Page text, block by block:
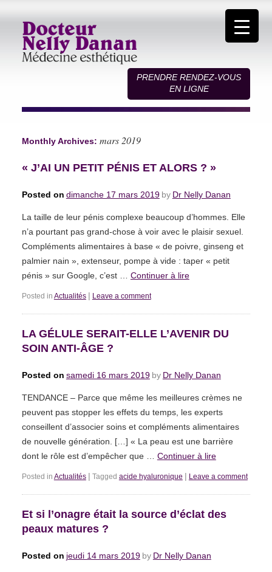
PRENDRE RENDEZ-VOUS
EN LIGNE
Monthly Archives: mars 2019
« J’AI UN PETIT PÉNIS ET ALORS ? »
Posted on dimanche 17 mars 2019 by Dr Nelly Danan
La taille de leur pénis complexe beaucoup d’hommes. Elle
n’a pourtant pas grand-chose à voir avec le plaisir sexuel.
Compléments alimentaires à base « de poivre, ginseng et
palmier nain », extenseur, pompe à vide : taper « petit
pénis » sur Google, c’est … Continuer à lire
Posted in Actualités | Leave a comment
LA GÉLULE SERAIT-ELLE L’AVENIR DU
SOIN ANTI-ÂGE ?
Posted on samedi 16 mars 2019 by Dr Nelly Danan
TENDANCE – Parce que même les meilleures crèmes ne
peuvent pas stopper les effets du temps, les experts
conseillent d’associer soins et compléments alimentaires
de nouvelle génération. […] « La peau est une barrière
dont le rôle est d’empêcher que … Continuer à lire
Posted in Actualités | Tagged acide hyaluronique | Leave a comment
Et si l’onagre était la source d’éclat des
peaux matures ?
Posted on jeudi 14 mars 2019 by Dr Nelly Danan